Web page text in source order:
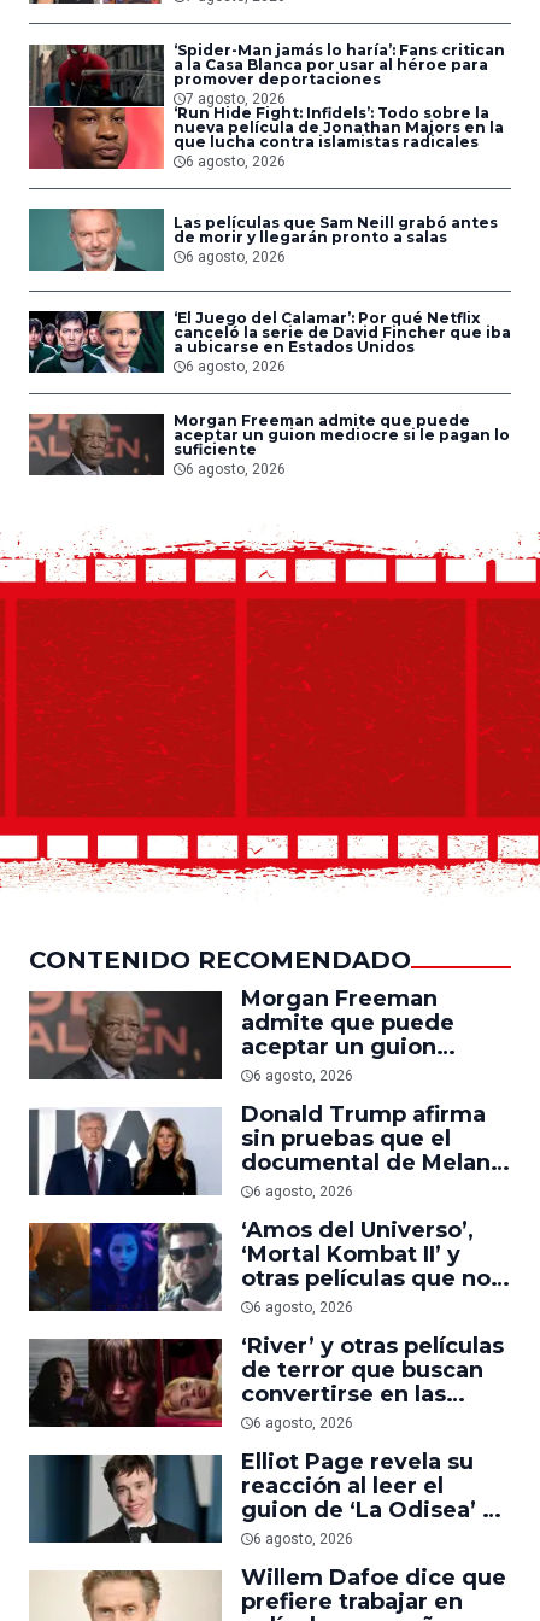
‘Spider-Man jamás lo haría’: Fans critican
a la Casa Blanca por usar al héroe para
promover deportaciones
7 agosto, 2026
‘Run Hide Fight: Infidels’: Todo sobre la
nueva película de Jonathan Majors en la
que lucha contra islamistas radicales
6 agosto, 2026
Las películas que Sam Neill grabó antes
de morir y llegarán pronto a salas
6 agosto, 2026
‘El Juego del Calamar’: Por qué Netflix
canceló la serie de David Fincher que iba
a ubicarse en Estados Unidos
6 agosto, 2026
Morgan Freeman admite que puede
aceptar un guion mediocre si le pagan lo
suficiente
6 agosto, 2026
CONTENIDO RECOMENDADO
Morgan Freeman
admite que puede
aceptar un guion
mediocre si le pagan lo
6 agosto, 2026
Donald Trump afirma
sin pruebas que el
documental de Melania
es ‘la película número
6 agosto, 2026
‘Amos del Universo’,
‘Mortal Kombat II’ y
otras películas que no
dominaron la taquilla
streaming
6 agosto, 2026
‘River’ y otras películas
de terror que buscan
convertirse en las
nuevas ‘Obsession’ y
6 agosto, 2026
Elliot Page revela su
reacción al leer el
guion de ‘La Odisea’ y
elogia la forma de
Nolan
6 agosto, 2026
Willem Dafoe dice que
prefiere trabajar en